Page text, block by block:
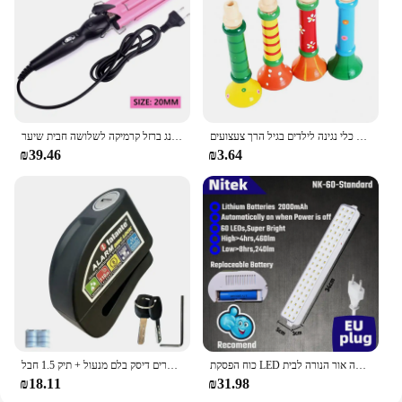
₪39.46 ₪3.64
₪18.11 ₪31.98